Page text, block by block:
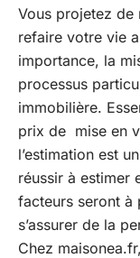
Vous projetez de
refaire votre vie
importance, la
processus
immobilière.
prix de mise en
l’estimation est
réussir à estimer
facteurs seront à
s’assurer de la
Chez